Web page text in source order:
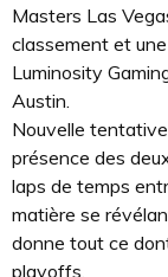
Masters Las
classement et
Luminosity
Austin.
Nouvelle
présence des
laps de temps
matière se
donne tout ce
playoffs.